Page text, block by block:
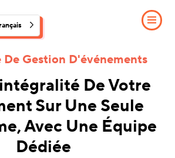
Gestion D'événements
De Votre
Sur Une Seule
Avec Une Équipe
Dédiée